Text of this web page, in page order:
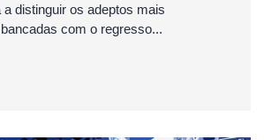
distinguir os adeptos mais
com o regresso...